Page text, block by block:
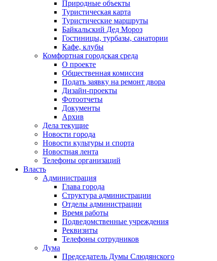
Природные объекты
Туристическая карта
Туристические маршруты
Байкальский Дед Мороз
Гостиницы, турбазы, санатории
Кафе, клубы
Комфортная городская среда
О проекте
Общественная комиссия
Подать заявку на ремонт двора
Дизайн-проекты
Фотоотчеты
Документы
Архив
Дела текущие
Новости города
Новости культуры и спорта
Новостная лента
Телефоны организаций
Власть
Администрация
Глава города
Структура администрации
Отделы администрации
Время работы
Подведомственные учреждения
Реквизиты
Телефоны сотрудников
Дума
Председатель Думы Слюдянского